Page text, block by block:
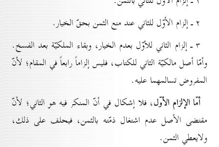
۲ ـ إلزام الأوّل للثاني عند منع الثمن بحقّ الخيار.
۳ ـ إلزام الثاني للأوّل بعدم الخيار، وبقاء الملكيّة بعد الفسخ.
وأمّا أصل مالكيّة الثاني للكتاب، فليس إلزاماً رابعاً في المقام؛ لأنّ
المفروض تسالمهما عليه.
أمّا الإلزام الأوّل، فلا إشكال في أنّ المنكر فيه هو الثاني؛ لأنّ
مقتضى الأصل عدم اشتغال ذمّته بالثمن، فيحلف على ذلك،
ولايعطي الثمن.